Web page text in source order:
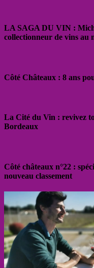
LA SAGA DU VIN :
collectionneur de vins au
Côté Châteaux : 8 ans
La Cité du Vin : revivez
Bordeaux
Côté châteaux n°22 :
nouveau classement